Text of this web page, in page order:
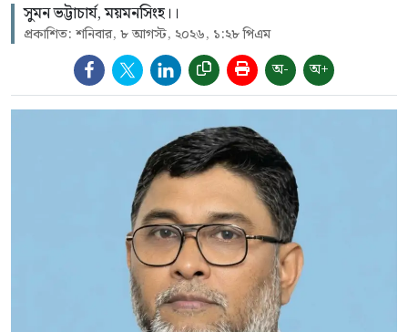
সুমন ভট্টাচার্য, ময়মনসিংহ।।
প্রকাশিত: শনিবার, ৮ আগস্ট, ২০২৬, ১:২৮ পিএম
অ- অ+